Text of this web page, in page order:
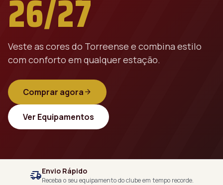
26/27
Veste as cores do Torreense e combina estilo
com conforto em qualquer estação.
Comprar agora arrow_forward
Ver Equipamentos
delivery_truck_speedEnvio Rápido
Receba o seu equipamento do clube em tempo recorde.